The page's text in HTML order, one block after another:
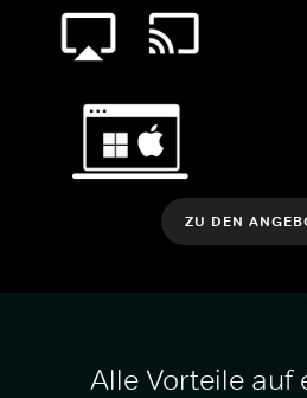
ZU DEN
Alle Vorteile auf